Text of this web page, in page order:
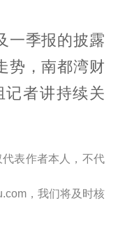
一季报的披露
势，南都湾财
记者讲持续关
代表作者本人，不代
，我们将及时核